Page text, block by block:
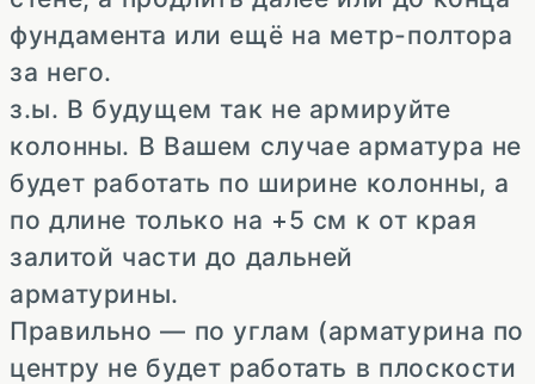
фундамента или ещё на метр-полтора
за него.
з.ы. В будущем так не армируйте
колонны. В Вашем случае арматура не
будет работать по ширине колонны, а
по длине только на +5 см к от края
залитой части до дальней
арматурины.
Правильно — по углам (арматурина по
центру не будет работать в плоскости